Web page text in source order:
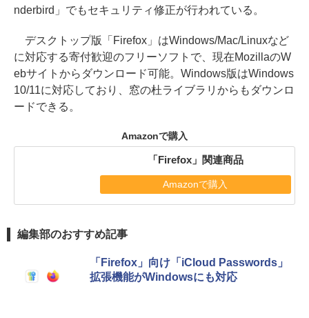
nderbird」でもセキュリティ修正が行われている。
デスクトップ版「Firefox」はWindows/Mac/Linuxなど
に対応する寄付歓迎のフリーソフトで、現在MozillaのW
ebサイトからダウンロード可能。Windows版はWindows
10/11に対応しており、窓の杜ライブラリからもダウンロ
ードできる。
Amazonで購入
「Firefox」関連商品
Amazonで購入
編集部のおすすめ記事
「Firefox」向け「iCloud Passwords」
拡張機能がWindowsにも対応